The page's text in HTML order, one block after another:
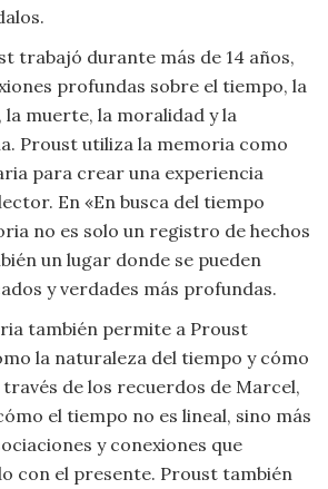
trabajó durante más de 14 años,
profundas sobre el tiempo, la
muerte, la moralidad y la
Proust utiliza la memoria como
para crear una experiencia
En «En busca del tiempo
no es solo un registro de hechos
un lugar donde se pueden
y verdades más profundas.
también permite a Proust
la naturaleza del tiempo y cómo
de los recuerdos de Marcel,
el tiempo no es lineal, sino más
y conexiones que
con el presente. Proust también